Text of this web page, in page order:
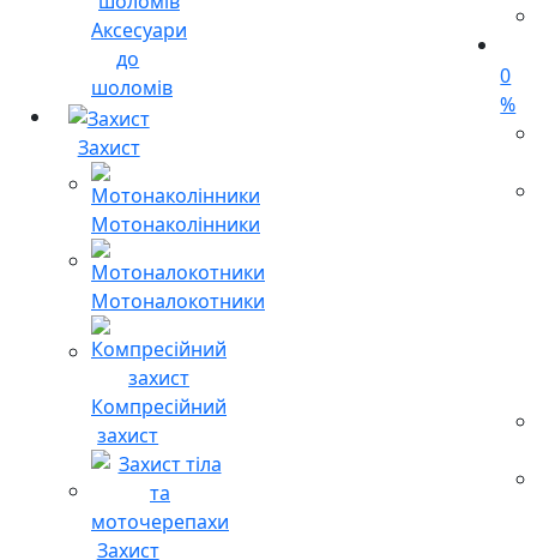
Аксесуари
до
шоломів
Захист
Мотонаколінники
Мотоналокотники
Компресійний
захист
Захист
0
%